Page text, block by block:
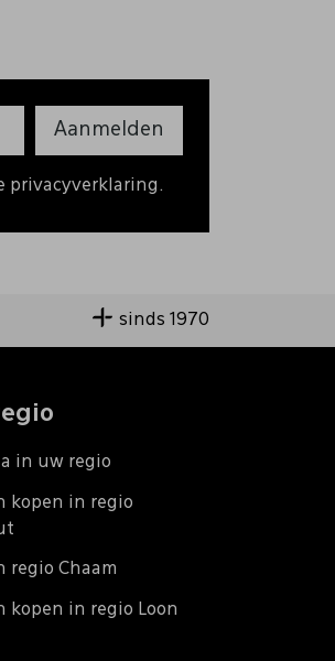
Aanmelden
privacyverklaring.
sinds 1970
in uw regio
kopen in regio
regio Chaam
kopen in regio Loon